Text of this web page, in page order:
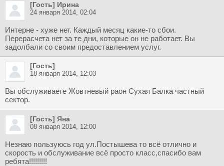
[Гость] Ирина
24 января 2014, 02:04
Интерне - хуже нет. Каждый месяц какие-то сбои.
Перерасчета нет за те дни, которые он не работает. Вы
задолбали со своим предоставлением услуг.
[Гость]
18 января 2014, 12:03
Вы обслуживаете Жовтневый раон Сухая Балка частный
сектор.
[Гость] Яна
08 января 2014, 12:00
Незнаю пользуюсь год ул.Постышева то всё отлично и
скорость и обслуживание всё просто класс,спасибо вам
ребята!!!!!!!!!